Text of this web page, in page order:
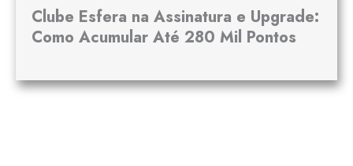
Clube Esfera na Assinatura e Upgrade:
Como Acumular Até 280 Mil Pontos